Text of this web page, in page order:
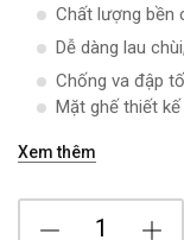
Chất lượng bền
Dễ dàng lau
Chống va đập
Mặt ghế thiết
Xem thêm